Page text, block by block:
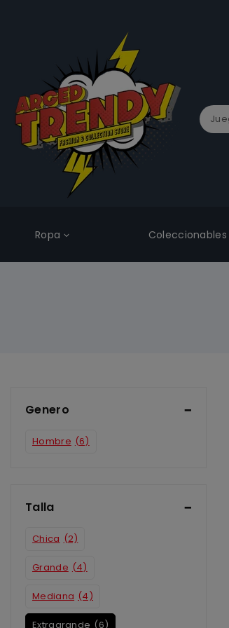
Ropa Coleccionables
Genero
Hombre (6)
Talla
Chica (2)
Grande (4)
Mediana (4)
Extragrande (6)